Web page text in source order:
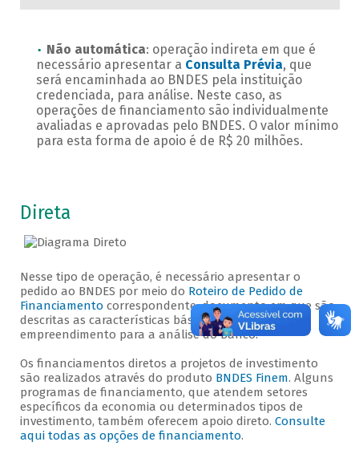
Não automática: operação indireta em que é
necessário apresentar a Consulta Prévia, que
será encaminhada ao BNDES pela instituição
credenciada, para análise. Neste caso, as
operações de financiamento são individualmente
avaliadas e aprovadas pelo BNDES. O valor mínimo
para esta forma de apoio é de R$ 20 milhões.
Direta
Nesse tipo de operação, é necessário apresentar o
pedido ao BNDES por meio do Roteiro de Pedido de
Financiamento correspondente, documento em que são
descritas as características básicas da empresa e do
empreendimento para a análise do Banco.
Os financiamentos diretos a projetos de investimento
são realizados através do produto BNDES Finem. Alguns
programas de financiamento, que atendem setores
específicos da economia ou determinados tipos de
investimento, também oferecem apoio direto. Consulte
aqui todas as opções de financiamento.